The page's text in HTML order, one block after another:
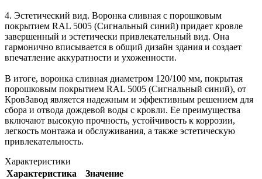
4. Эстетический вид. Воронка сливная с порошковым
покрытием RAL 5005 (Сигнальный синий) придает кровле
завершенный и эстетически привлекательный вид. Она
гармонично вписывается в общий дизайн здания и создает
впечатление аккуратности и ухоженности.
В итоге, воронка сливная диаметром 120/100 мм, покрытая
порошковым покрытием RAL 5005 (Сигнальный синий), от
КровЗавод является надежным и эффективным решением для
сбора и отвода дождевой воды с кровли. Ее преимущества
включают высокую прочность, устойчивость к коррозии,
легкость монтажа и обслуживания, а также эстетическую
привлекательность.
Характеристики
Характеристика
Значение